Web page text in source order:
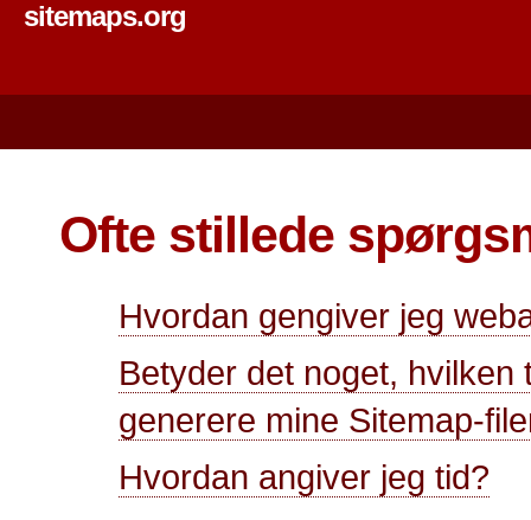
sitemaps.org
Ofte stillede
Hvordan gengiver jeg
Betyder det noget,
generere mine Sitemap-
Hvordan angiver jeg tid?